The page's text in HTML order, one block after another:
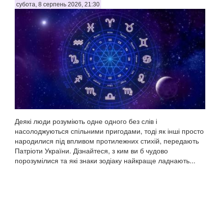
субота, 8 серпень 2026, 21:30
Деякі люди розуміють одне одного без слів і
насолоджуються спільними пригодами, тоді як інші просто
народилися під впливом протилежних стихій, передають
Патріоти України. Дізнайтеся, з ким ви б чудово
порозумілися та які знаки зодіаку найкраще ладнають...